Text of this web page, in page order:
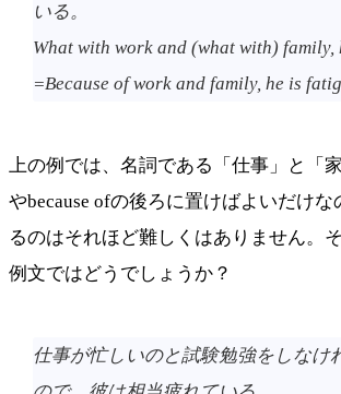
いる。
What with work and (what with) family,
=Because of work and family, he is
上の例では、名詞である「仕事」と「
やbecause ofの後ろに置けばよいだけ
るのはそれほど難しくはありません。
例文ではどうでしょうか？
仕事が忙しいのと試験勉強をしなけ